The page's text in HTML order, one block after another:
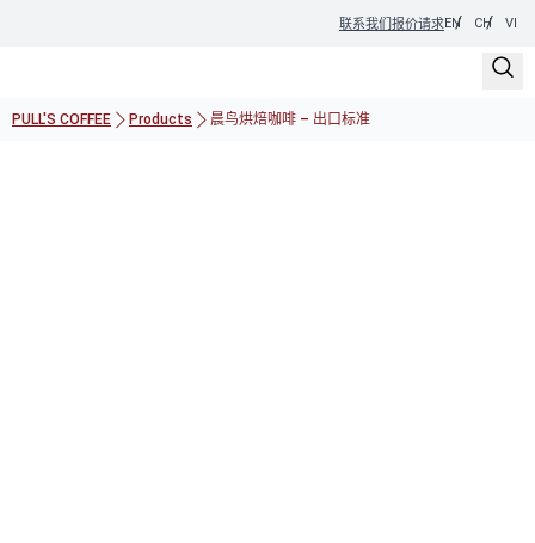
联系我们 报价请求EN CH VI
PULL'S COFFEE Products 晨鸟烘焙咖啡 – 出口标准